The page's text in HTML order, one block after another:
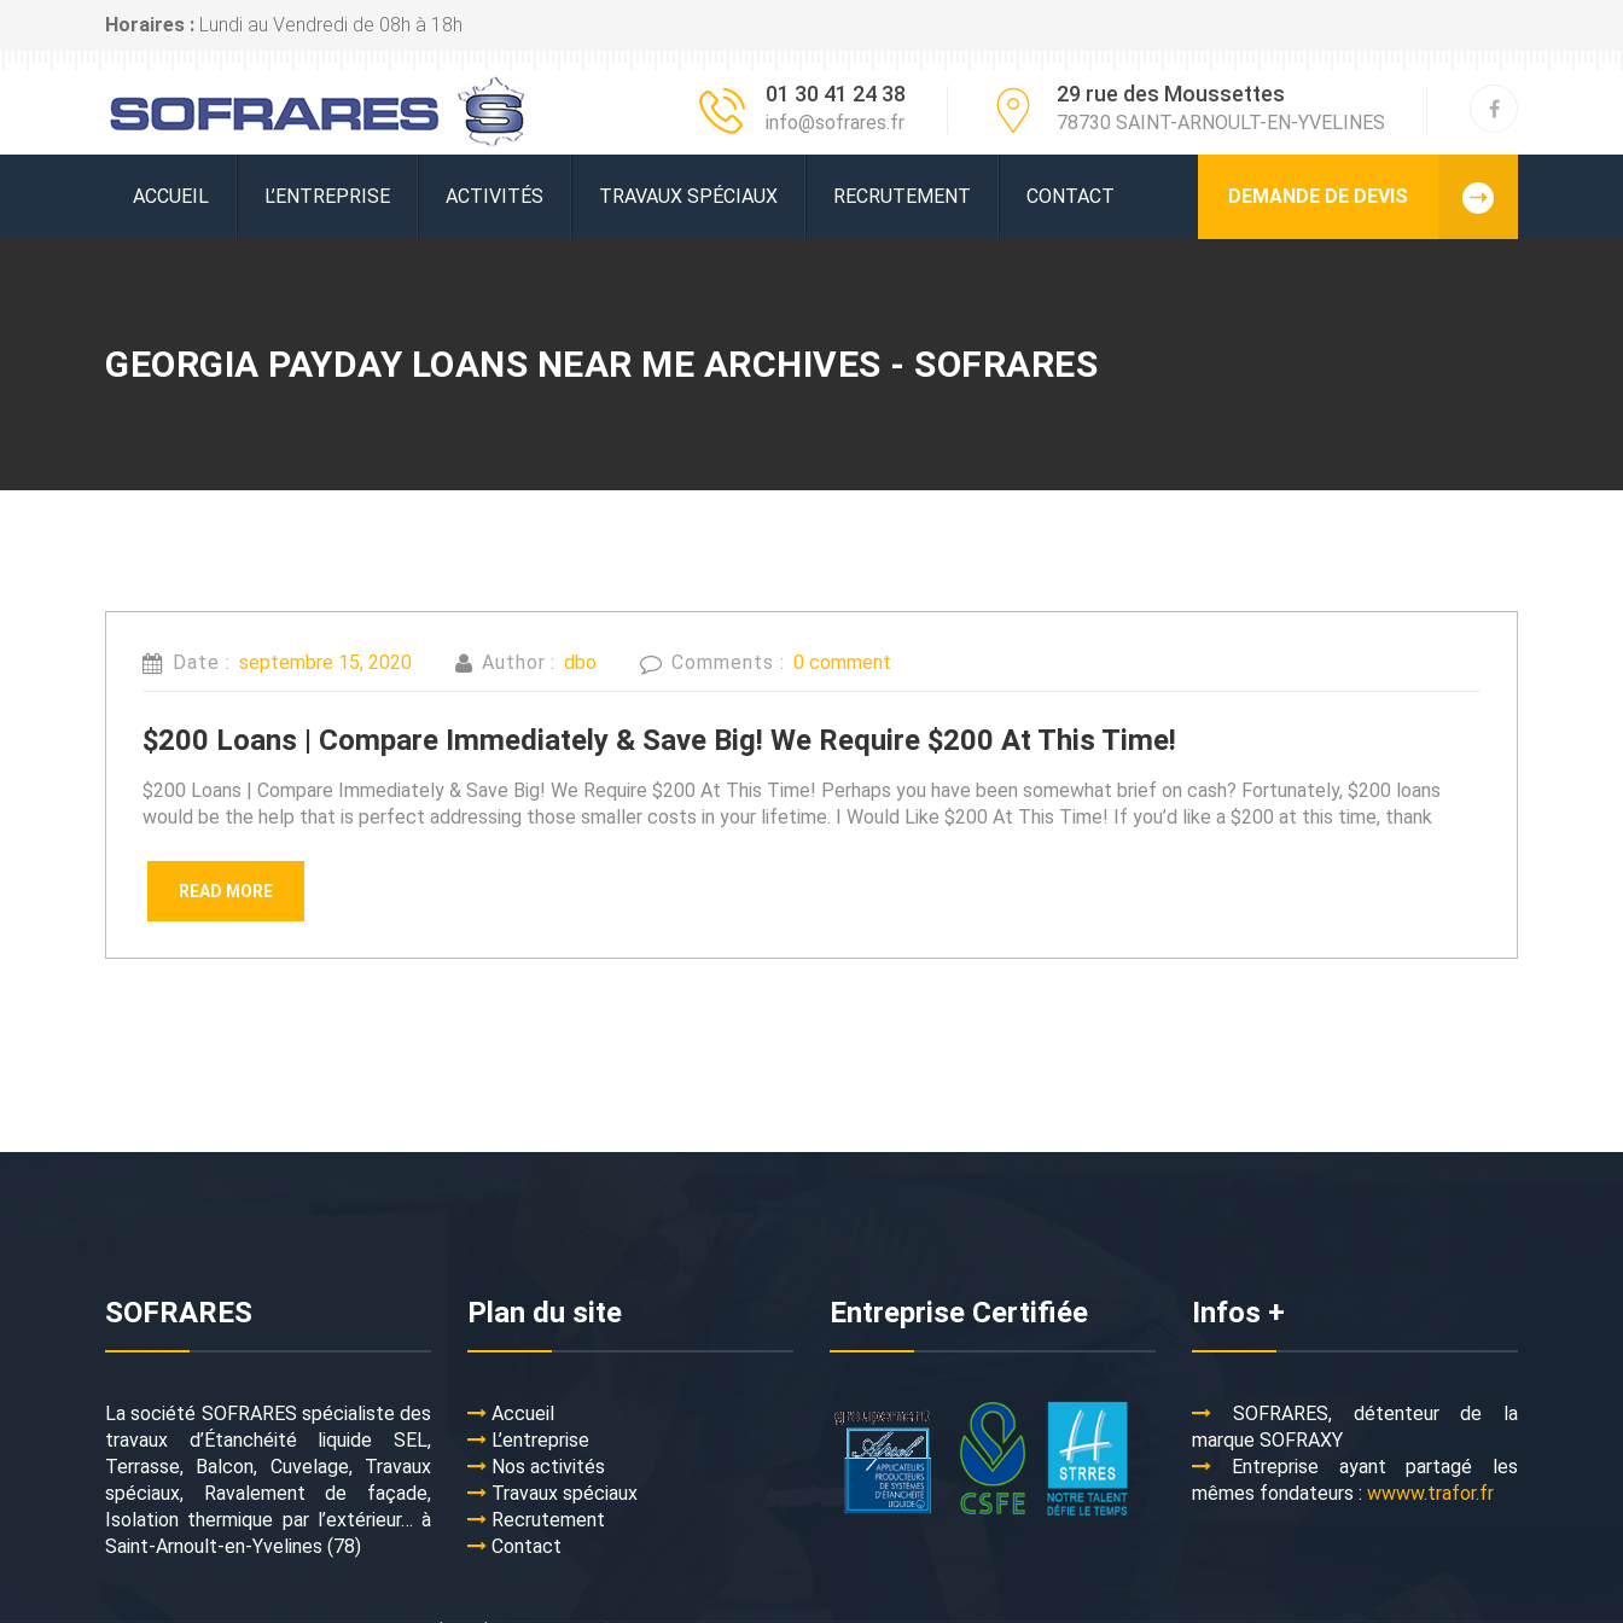
Horaires : Lundi au Vendredi de 08h à 18h
01 30 41 24 38
info@sofrares.fr
29 rue des Moussettes
78730 SAINT-ARNOULT-EN-YVELINES
ACCUEIL L’ENTREPRISE ACTIVITÉS TRAVAUX SPÉCIAUX RECRUTEMENT CONTACT DEMANDE DE DEVIS
GEORGIA PAYDAY LOANS NEAR ME ARCHIVES - SOFRARES
Date : septembre 15, 2020 Author : dbo Comments : 0 comment
$200 Loans | Compare Immediately & Save Big! We Require $200 At This Time!
$200 Loans | Compare Immediately & Save Big! We Require $200 At This Time! Perhaps you have been somewhat brief on cash? Fortunately, $200 loans
would be the help that is perfect addressing those smaller costs in your lifetime. I Would Like $200 At This Time! If you’d like a $200 at this time, thank
READ MORE
SOFRARES
La société SOFRARES spécialiste des
travaux d’Étanchéité liquide SEL,
Terrasse, Balcon, Cuvelage, Travaux
spéciaux, Ravalement de façade,
Isolation thermique par l’extérieur… à
Saint-Arnoult-en-Yvelines (78)
Plan du site
Accueil
L’entreprise
Nos activités
Travaux spéciaux
Recrutement
Contact
Entreprise Certifiée Infos +
SOFRARES, détenteur de la
marque SOFRAXY
Entreprise ayant partagé les
mêmes fondateurs : wwww.trafor.fr